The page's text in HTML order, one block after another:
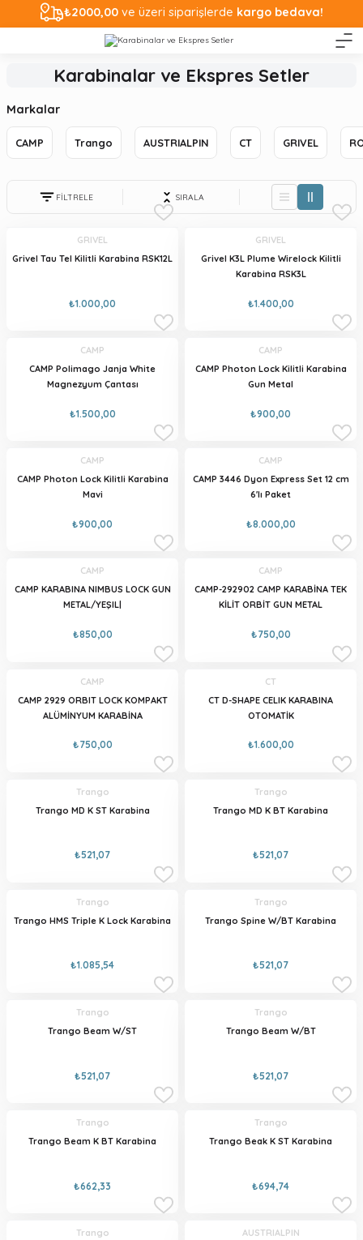
₺2000,00 ve üzeri siparişlerde kargo bedava!
Karabinalar ve Ekspres Setler
Markalar
CAMP Trango AUSTRIALPIN CT GRIVEL
FİLTRELE SIRALA
GRIVEL
Grivel Tau Tel Kilitli Karabina RSK12L
₺1.000,00
GRIVEL
Grivel K3L Plume Wirelock Kilitli
Karabina RSK3L
₺1.400,00
CAMP
CAMP Polimago Janja White
Magnezyum Çantası
₺1.500,00
CAMP
CAMP Photon Lock Kilitli Karabina
Gun Metal
₺900,00
CAMP
CAMP Photon Lock Kilitli Karabina
Mavi
₺900,00
CAMP
CAMP 3446 Dyon Express Set 12 cm
6'lı Paket
₺8.000,00
CAMP
CAMP KARABINA NIMBUS LOCK GUN
METAL/YEŞIL|
₺850,00
CAMP
CAMP-292902 CAMP KARABİNA TEK
KİLİT ORBİT GUN METAL
₺750,00
CAMP
CAMP 2929 ORBIT LOCK KOMPAKT
ALÜMİNYUM KARABİNA
₺750,00
CT
CT D-SHAPE CELIK KARABINA
OTOMATİK
₺1.600,00
Trango
Trango MD K ST Karabina
₺521,07
Trango
Trango MD K BT Karabina
₺521,07
Trango
Trango HMS Triple K Lock Karabina
₺1.085,54
Trango
Trango Spine W/BT Karabina
₺521,07
Trango
Trango Beam W/ST
₺521,07
Trango
Trango Beam W/BT
₺521,07
Trango
Trango Beam K BT Karabina
₺662,33
Trango
Trango Beak K ST Karabina
₺694,74
Trango
AUSTRIALPIN